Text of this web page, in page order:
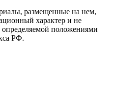
размещенные на нем,
характер и не
положениями
РФ.